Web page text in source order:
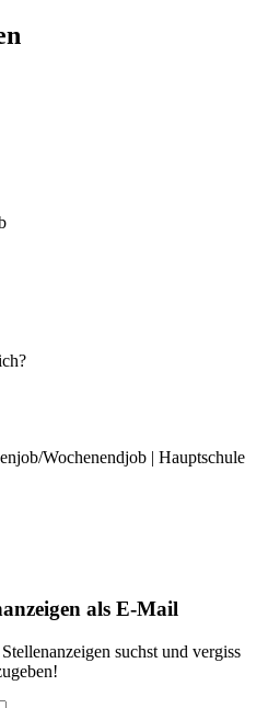
Wochenendjob | Hauptschule
als E-Mail
suchst und vergiss